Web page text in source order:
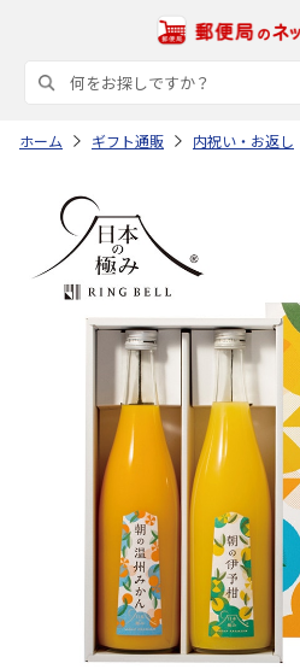
ホーム ギフト通販 内祝い・お返し